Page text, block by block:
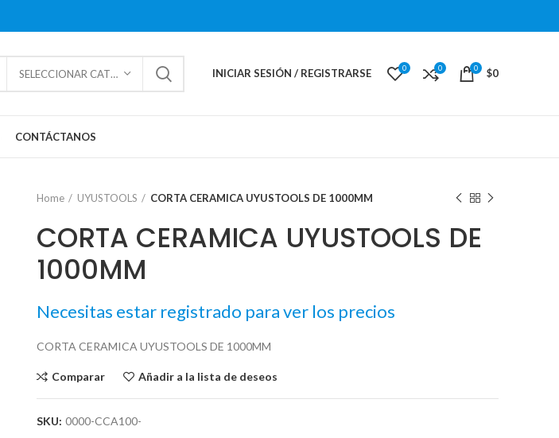
SELECCIONAR CATEGORÍAS INICIAR SESIÓN / REGISTRARSE 0 0 0 $0
CONTÁCTANOS
Home UYUSTOOLS CORTA CERAMICA UYUSTOOLS DE 1000MM
CORTA CERAMICA UYUSTOOLS DE
1000MM
Necesitas estar registrado para ver los precios
CORTA CERAMICA UYUSTOOLS DE 1000MM
Comparar Añadir a la lista de deseos
SKU: 0000-CCA100-